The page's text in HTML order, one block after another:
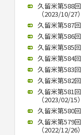
久留米第588
（2023/10/27）
久留米第587
久留米第586
久留米第585
久留米第584
久留米第583
久留米第582
久留米第581
（2023/02/15）
久留米第580
久留米第579
（2022/12/26）